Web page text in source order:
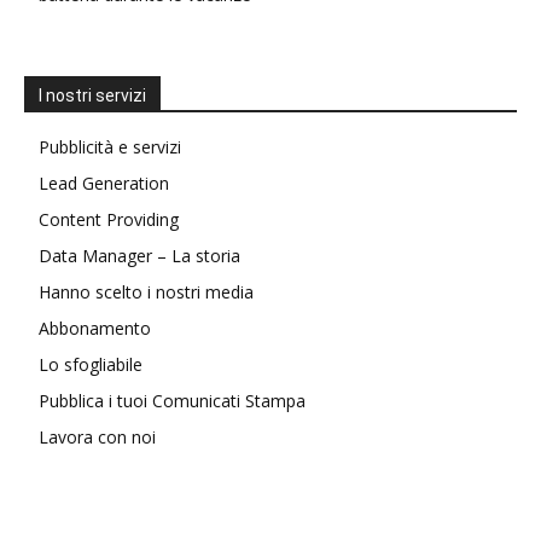
I nostri servizi
Pubblicità e servizi
Lead Generation
Content Providing
Data Manager – La storia
Hanno scelto i nostri media
Abbonamento
Lo sfogliabile
Pubblica i tuoi Comunicati Stampa
Lavora con noi